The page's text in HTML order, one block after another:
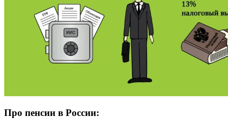
Про пенсии в России: